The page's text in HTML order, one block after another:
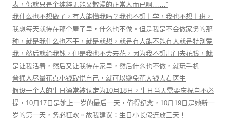
表，你就只是个纯粹无能又散漫的正常人而已啊……”
我什么也不想做了，有人能懂我吗？我也不想上学，我也不想上班，
我想每天就待在那个屋子里，什么也不做。但是我是不会做家务的那
种，就是我什么也不干，就是就想，就是有人能不能有人就是特别爱
我，然后就给我钱，但是我也不会去花，因为我不想出门去花钱，就
是让我活着，然后又让我待在家里，然后什么也不做，就玩手机
普通人尽量花点小钱取悦自己，就可以避免花大钱去看医生
假设一个人的生日通常被认定为10月18日，生日当天需要庆祝自不必
提，10月17日是她上一岁的最后一天，值得纪念，10月19日是她新一
岁的第一天，务必狂欢。故我建议：生日小长假连放三天！